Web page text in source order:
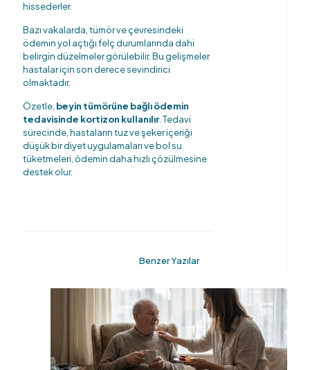
hissederler.
Bazı vakalarda, tümör ve çevresindeki
ödemin yol açtığı felç durumlarında dahi
belirgin düzelmeler görülebilir. Bu gelişmeler
hastalar için son derece sevindirici
olmaktadır.
Özetle, beyin tümörüne bağlı ödemin
tedavisinde kortizon kullanılır. Tedavi
sürecinde, hastaların tuz ve şeker içeriği
düşük bir diyet uygulamaları ve bol su
tüketmeleri, ödemin daha hızlı çözülmesine
destek olur.
Benzer Yazılar